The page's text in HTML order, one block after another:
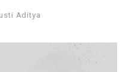
Aditya